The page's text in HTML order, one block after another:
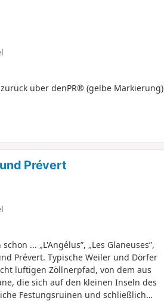
über denPR® (gelbe Markierung)
Prévert
... „L'Angélus”, „Les Glaneuses”,
Prévert. Typische Weiler und Dörfer
luftigen Zöllnerpfad, von dem aus
die sich auf den kleinen Inseln des
Festungsruinen und schließlich